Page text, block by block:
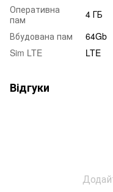
Оперативна
пам
4 ГБ
Вбудована пам
64Gb
Sim LTE
LTE
Відгуки